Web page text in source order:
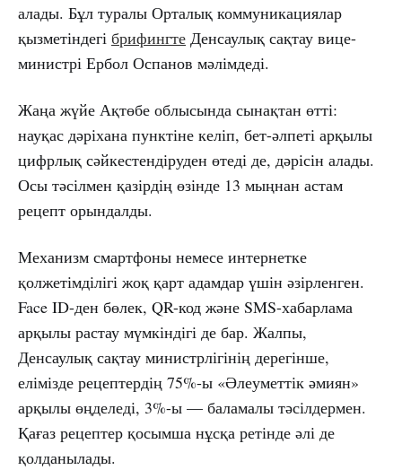
алады. Бұл туралы Орталық коммуникациялар
қызметіндегі брифингте Денсаулық сақтау вице-
министрі Ербол Оспанов мәлімдеді.
Жаңа жүйе Ақтөбе облысында сынақтан өтті:
науқас дәріхана пунктіне келіп, бет-әлпеті арқылы
цифрлық сәйкестендіруден өтеді де, дәрісін алады.
Осы тәсілмен қазірдің өзінде 13 мыңнан астам
рецепт орындалды.
Механизм смартфоны немесе интернетке
қолжетімділігі жоқ қарт адамдар үшін әзірленген.
Face ID-ден бөлек, QR-код және SMS-хабарлама
арқылы растау мүмкіндігі де бар. Жалпы,
Денсаулық сақтау министрлігінің дерегінше,
елімізде рецептердің 75%-ы «Әлеуметтік әмиян»
арқылы өңделеді, 3%-ы — баламалы тәсілдермен.
Қағаз рецептер қосымша нұсқа ретінде әлі де
қолданылады.